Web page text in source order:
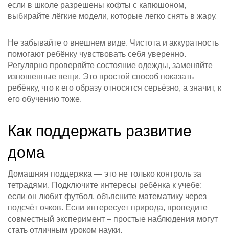
если в школе разрешены кофты с капюшоном,
выбирайте лёгкие модели, которые легко снять в жару.
Не забывайте о внешнем виде. Чистота и аккуратность
помогают ребёнку чувствовать себя уверенно.
Регулярно проверяйте состояние одежды, заменяйте
изношенные вещи. Это простой способ показать
ребёнку, что к его образу относятся серьёзно, а значит, к
его обучению тоже.
Как поддержать развитие
дома
Домашняя поддержка — это не только контроль за
тетрадями. Подключите интересы ребёнка к учебе:
если он любит футбол, объясните математику через
подсчёт очков. Если интересует природа, проведите
совместный эксперимент – простые наблюдения могут
стать отличным уроком науки.